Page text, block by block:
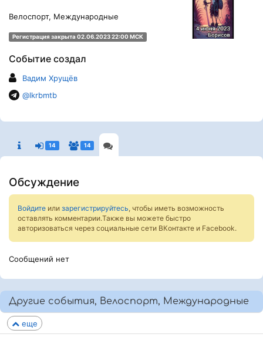
Велоспорт, Международные
Регистрация закрыта 02.06.2023 22:00 МСК
Событие создал
Вадим Хрущёв
@lkrbmtb
14 14
Обсуждение
Войдите или зарегистрируйтесь, чтобы иметь возможность
оставлять комментарии.Также вы можете быстро
авторизоваться через социальные сети ВКонтакте и Facebook.
Сообщений нет
Другие события, Велоспорт, Международные
еще